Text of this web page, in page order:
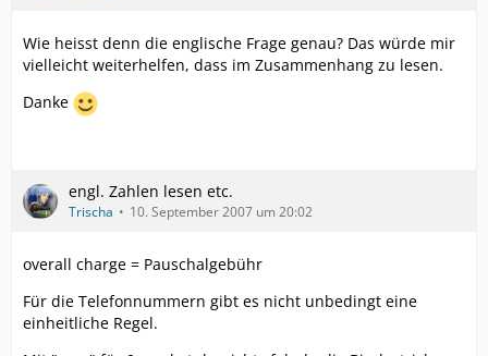
Wie heisst denn die englische Frage genau? Das würde mir
vielleicht weiterhelfen, dass im Zusammenhang zu lesen.
Danke
engl. Zahlen lesen etc.
Trischa 10. September 2007 um 20:02
overall charge = Pauschalgebühr
Für die Telefonnummern gibt es nicht unbedingt eine
einheitliche Regel.